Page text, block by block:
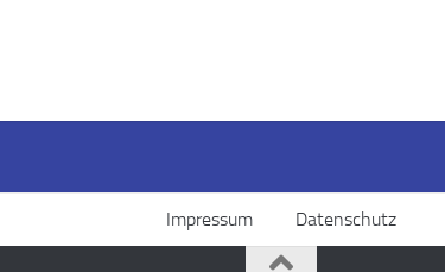
Impressum Datenschutz